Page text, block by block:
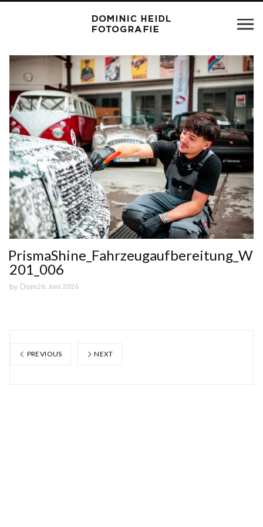
PrismaShine_Fahrzeugaufbereitung_W
201_006
by Dom26. Juni 2026
PREVIOUS NEXT